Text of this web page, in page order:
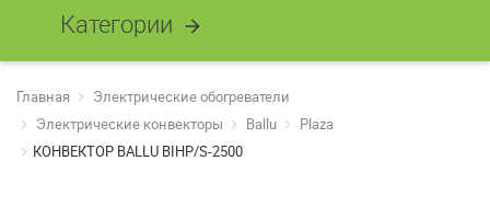
Категории arrow_forward
Главная
Электрические обогреватели
Электрические конвекторы
Ballu
Plaza
КОНВЕКТОР BALLU BIHP/S-2500